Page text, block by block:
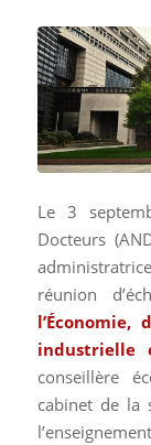
Le 3
Docteurs
réunion
industrielle
conseillère
cabinet de la